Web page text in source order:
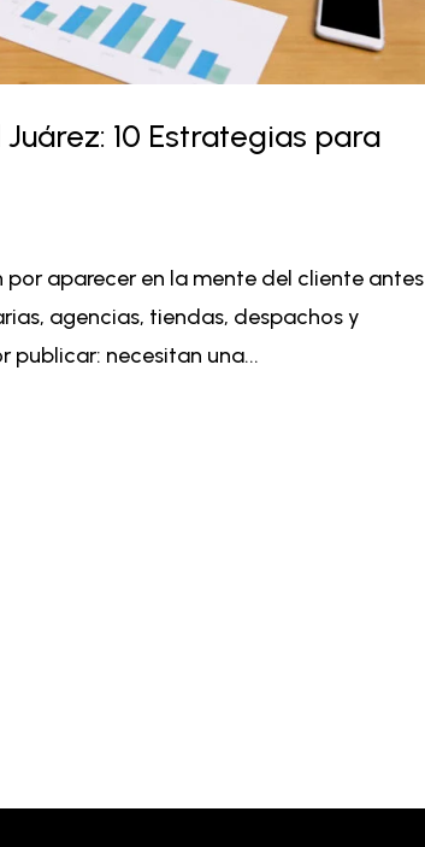
10 Estrategias para
aparecer en la mente del cliente antes
agencias, tiendas, despachos y
publicar: necesitan una...